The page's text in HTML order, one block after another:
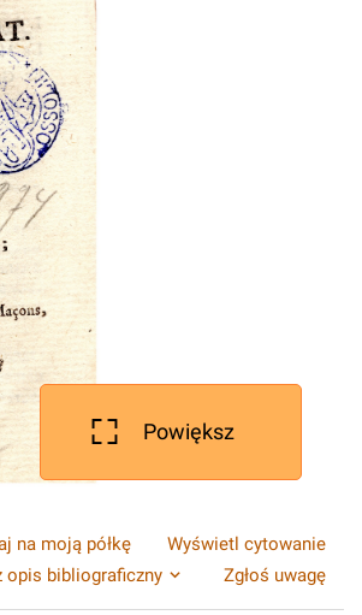
Powiększ
na moją półkę
Wyświetl cytowanie
opis bibliograficzny
Zgłoś uwagę